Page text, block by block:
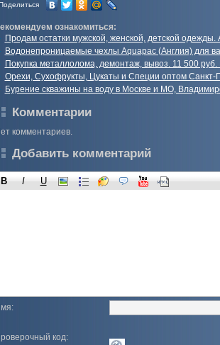
ознакомиться:
Продам остатки мужской, женской, детской одежды.
Водонепроницаемые чехлы Aquapac (Англия) для
Покупка металлолома, демонтаж, вывоз. 11 500
Орехи, Сухофрукты, Цукаты и Специи оптом Санкт-
Бурение скважины на воду в Москве и МО,
Комментарии
комментариев.
Добавить комментарий
B I U
код: